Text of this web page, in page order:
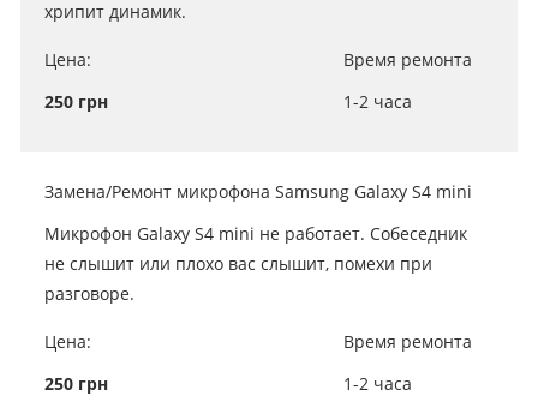
хрипит динамик.
Цена:
250 грн
Время ремонта
1-2 часа
Замена/Ремонт микрофона Samsung Galaxy S4 mini
Микрофон Galaxy S4 mini не работает. Собеседник
не слышит или плохо вас слышит, помехи при
разговоре.
Цена:
250 грн
Время ремонта
1-2 часа